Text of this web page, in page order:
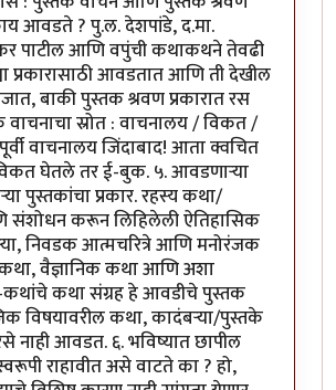
आवडते ? पु.ल. देशपांडे, द.मा.
पाटील आणि वपुंची कथाकथने तेवढी
प्रकारासाठी आवडतात आणि ती देखील
बाकी पुस्तक श्रवण प्रकारात रस
वाचनाचा स्रोत : वाचनालय / विकत /
वाचनालय जिंदाबाद! आता क्वचित
घेतले तर ई-बुक. ५. आवडणाऱ्या
पुस्तकांचा प्रकार. रहस्य कथा/
संशोधन करून लिहिलेली ऐतिहासिक
निवडक आत्मचरित्रे आणि मनोरंजक
वैज्ञानिक कथा आणि अशा
कथांचे कथा संग्रह हे आवडीचे पुस्तक
विषयावरील कथा, कादंबऱ्या/पुस्तके
नाही आवडत. ६. भविष्यात छापील
राहावीत असे वाटते का ? हो,